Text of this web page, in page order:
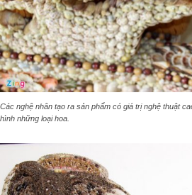
Các nghệ nhân tạo ra sản phẩm có giá trị nghệ thuật
hình những loại hoa.